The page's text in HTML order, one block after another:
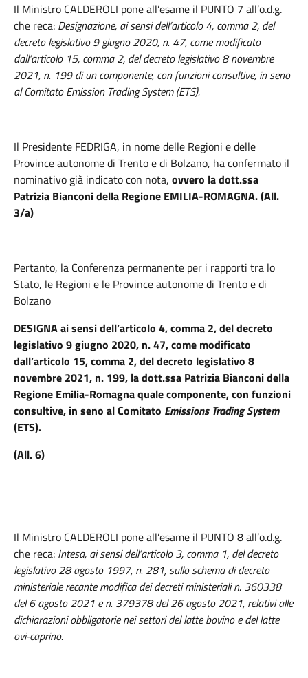
Il Ministro CALDEROLI pone all’esame il PUNTO 7 all’o.d.g.
che reca: Designazione, ai sensi dell’articolo 4, comma 2, del
decreto legislativo 9 giugno 2020, n. 47, come modificato
dall’articolo 15, comma 2, del decreto legislativo 8 novembre
2021, n. 199 di un componente, con funzioni consultive, in seno
al Comitato Emission Trading System (ETS).
Il Presidente FEDRIGA, in nome delle Regioni e delle
Province autonome di Trento e di Bolzano, ha confermato il
nominativo già indicato con nota, ovvero la dott.ssa
Patrizia Bianconi della Regione EMILIA-ROMAGNA.(All.
3/a)
Pertanto, la Conferenza permanente per i rapporti tra lo
Stato, le Regioni e le Province autonome di Trento e di
Bolzano
DESIGNAai sensi dell’articolo 4, comma 2, del decreto
legislativo 9 giugno 2020, n. 47, come modificato
dall’articolo 15, comma 2, del decreto legislativo 8
novembre 2021, n. 199, la dott.ssa Patrizia Bianconi della
Regione Emilia-Romagna quale componente, con funzioni
consultive, in seno al Comitato Emissions Trading System
(ETS).
(All. 6)
Il Ministro CALDEROLI pone all’esame il PUNTO 8 all’o.d.g.
che reca: Intesa, ai sensi dell’articolo 3, comma 1, del decreto
legislativo 28 agosto 1997, n. 281, sullo schema di decreto
ministeriale recante modifica dei decreti ministeriali n. 360338
del 6 agosto 2021 e n. 379378 del 26 agosto 2021, relativi alle
dichiarazioni obbligatorie nei settori del latte bovino e del latte
ovi-caprino.